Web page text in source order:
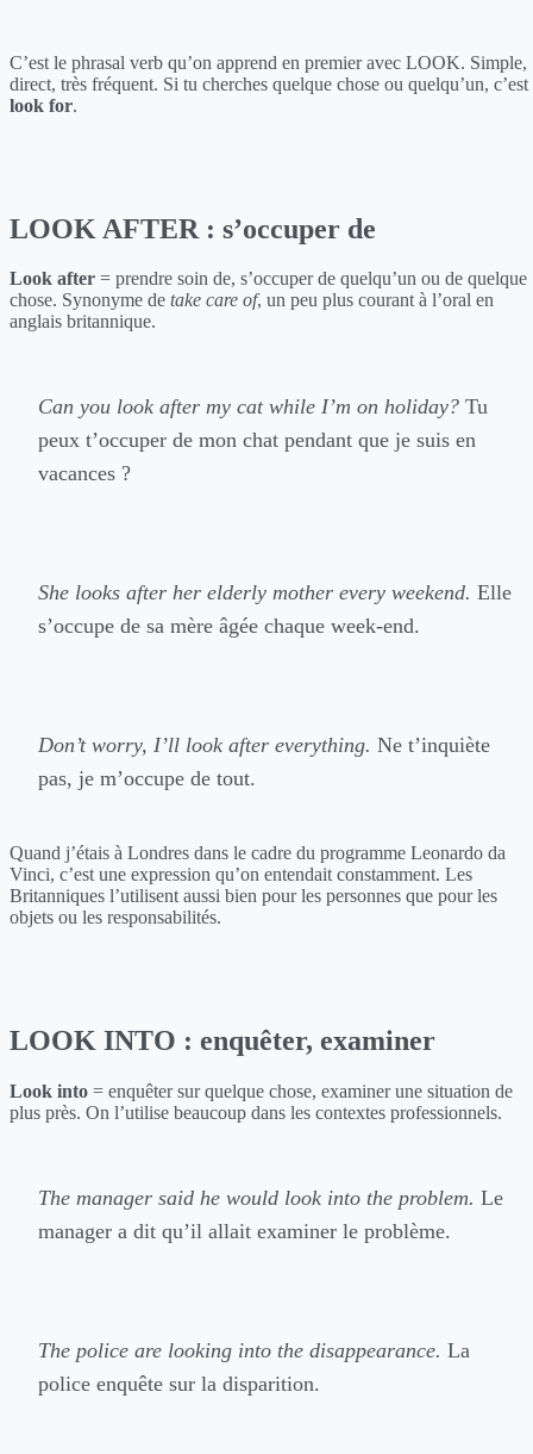
C’est le phrasal verb qu’on apprend en premier avec LOOK. Simple,
direct, très fréquent. Si tu cherches quelque chose ou quelqu’un, c’est
look for.
LOOK AFTER : s’occuper de
Look after = prendre soin de, s’occuper de quelqu’un ou de quelque
chose. Synonyme de take care of, un peu plus courant à l’oral en
anglais britannique.
Can you look after my cat while I’m on holiday? Tu
peux t’occuper de mon chat pendant que je suis en
vacances ?
She looks after her elderly mother every weekend. Elle
s’occupe de sa mère âgée chaque week-end.
Don’t worry, I’ll look after everything. Ne t’inquiète
pas, je m’occupe de tout.
Quand j’étais à Londres dans le cadre du programme Leonardo da
Vinci, c’est une expression qu’on entendait constamment. Les
Britanniques l’utilisent aussi bien pour les personnes que pour les
objets ou les responsabilités.
LOOK INTO : enquêter, examiner
Look into = enquêter sur quelque chose, examiner une situation de
plus près. On l’utilise beaucoup dans les contextes professionnels.
The manager said he would look into the problem. Le
manager a dit qu’il allait examiner le problème.
The police are looking into the disappearance. La
police enquête sur la disparition.